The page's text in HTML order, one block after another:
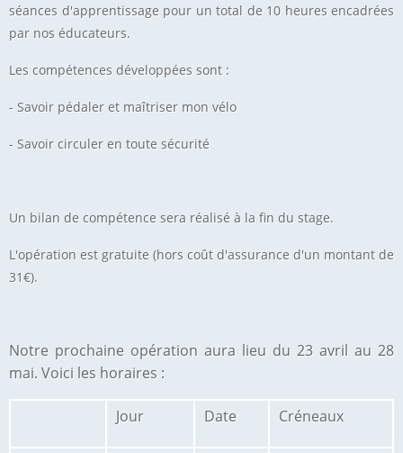
séances d'apprentissage pour un total de 10 heures encadrées
par nos éducateurs.
Les compétences développées sont :
- Savoir pédaler et maîtriser mon vélo
- Savoir circuler en toute sécurité
Un bilan de compétence sera réalisé à la fin du stage.
L'opération est gratuite (hors coût d'assurance d'un montant de
31€).
Notre prochaine opération aura lieu du 23 avril au 28
mai. Voici les horaires :
Jour Date Créneaux